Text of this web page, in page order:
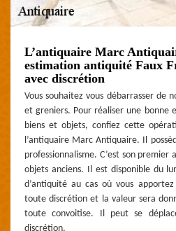
L’antiquaire Marc
estimation antiquité Faux
avec discrétion
Vous souhaitez vous débarrasser de
et greniers. Pour réaliser une bonne
biens et objets, confiez cette
l’antiquaire Marc Antiquaire. Il
professionnalisme. C’est son
objets anciens. Il est disponible du
d’antiquité au cas où vous
toute discrétion et la valeur sera
toute convoitise. Il peut se
discrétion.